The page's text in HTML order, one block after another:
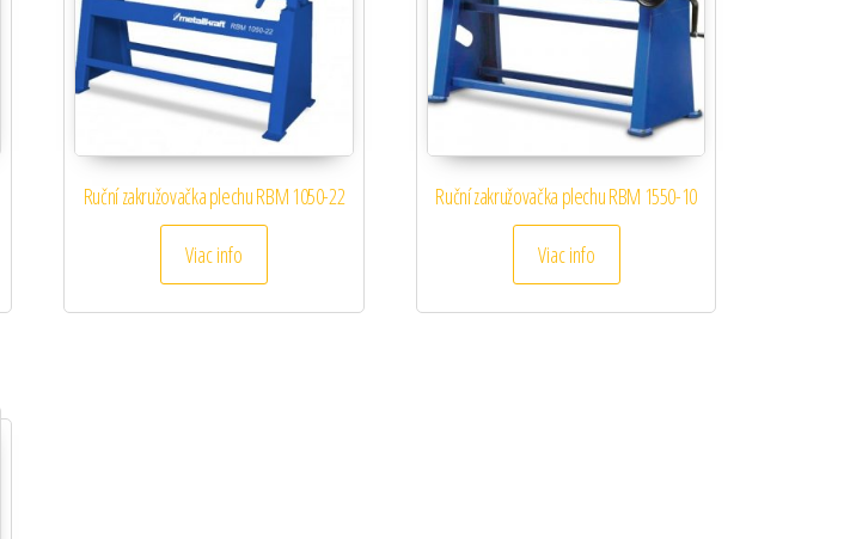
Ruční zakružovačka plechu RBM 1050-22
Viac info
Ruční zakružovačka plechu RBM 1550-10
Viac info